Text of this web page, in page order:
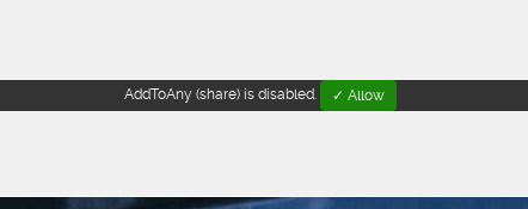
AddToAny (share) is disabled. ✓ Allow